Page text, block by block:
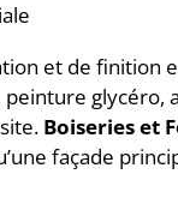
et de finition
peinture glycéro,
Boiseries et
façade